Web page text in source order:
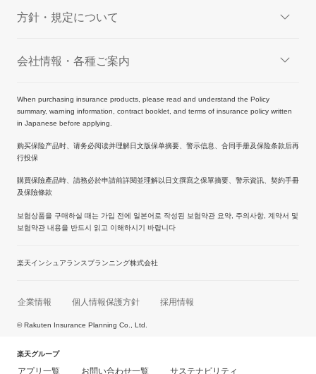
方針・規定について
会社情報・各種ご案内
When purchasing insurance products, please read and understand the Policy
summary, warning information, contract booklet, and terms of insurance policy written
in Japanese before applying.
购买保险产品时、请务必阅读并理解日文版保单摘要、警示信息、合同手册及保险条款后再
行投保
購買保險產品時、請務必於申請前詳閱並理解以日文撰寫之保單摘要、警示資訊、契約手冊
及保險條款
보험상품을 구매하실 때는 가입 전에 일본어로 작성된 보험약관 요약, 주의사항, 계약서 및
보험약관 내용을 반드시 읽고 이해하시기 바랍니다
楽天インシュアランスプランニング株式会社
企業情報 個人情報保護方針 採用情報
© Rakuten Insurance Planning Co., Ltd.
楽天グループ
アプリ一覧 お問い合わせ一覧 サステナビリティ